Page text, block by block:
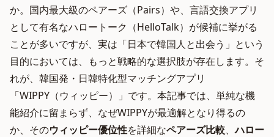
か。国内最大級のペアーズ（Pairs）や、言語交換アプリ
として有名なハロートーク（HelloTalk）が候補に挙がる
ことが多いですが、実は「日本で韓国人と出会う」という
目的においては、もっと戦略的な選択肢が存在します。そ
れが、韓国発・日韓特化型マッチングアプリ
「WIPPY（ウィッピー）」です。本記事では、単純な機
能紹介に留まらず、なぜWIPPYが最適解となり得るの
か、そのウィッピー優位性を詳細なペアーズ比較、ハロー